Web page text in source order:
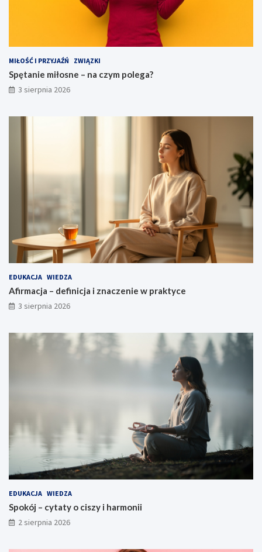
MIŁOŚĆ I PRZYJAŹŃ ZWIĄZKI
Spętanie miłosne – na czym polega?
3 sierpnia 2026
EDUKACJA WIEDZA
Afirmacja – definicja i znaczenie w praktyce
3 sierpnia 2026
EDUKACJA WIEDZA
Spokój – cytaty o ciszy i harmonii
2 sierpnia 2026